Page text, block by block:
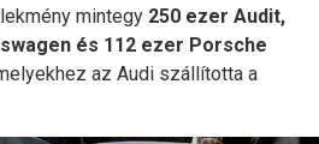
mintegy 250 ezer Audit,
és 112 ezer Porsche
az Audi szállította a